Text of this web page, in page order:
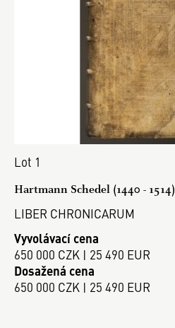
Lot 1
Hartmann Schedel (1440 - 1514)
LIBER CHRONICARUM
Vyvolávací cena
650 000 CZK | 25 490 EUR
Dosažená cena
650 000 CZK | 25 490 EUR